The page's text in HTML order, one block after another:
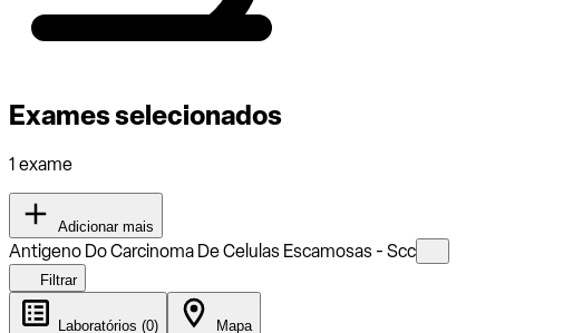
Exames selecionados
1 exame
Adicionar mais
Antigeno Do Carcinoma De Celulas Escamosas - Scc
Filtrar
Laboratórios (0) Mapa